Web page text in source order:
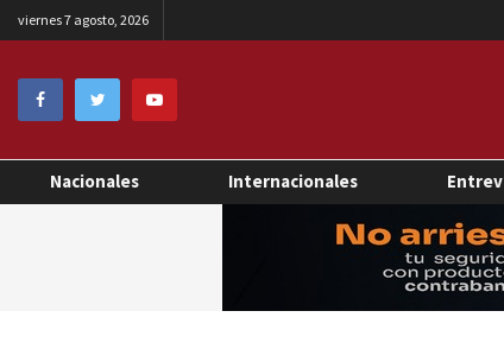
viernes 7 agosto, 2026
Nacionales Internacionales